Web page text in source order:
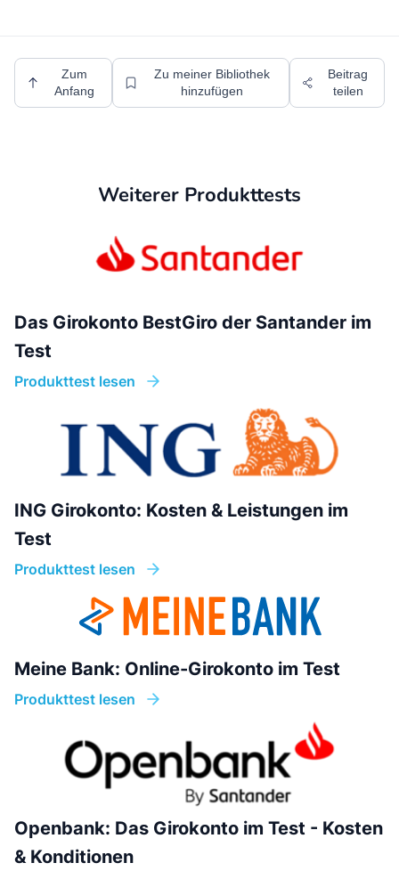
Zum
Anfang
Zu meiner Bibliothek
hinzufügen
Beitrag
teilen
Weiterer Produkttests
Das Girokonto BestGiro der Santander im
Test
Produkttest lesen
ING Girokonto: Kosten & Leistungen im
Test
Produkttest lesen
Meine Bank: Online-Girokonto im Test
Produkttest lesen
Openbank: Das Girokonto im Test - Kosten
& Konditionen